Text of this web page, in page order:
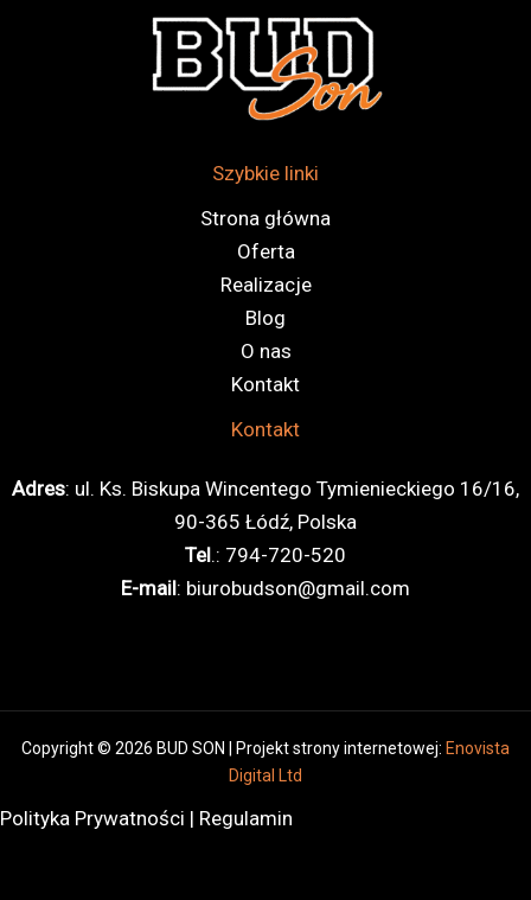
Szybkie linki
Strona główna
Oferta
Realizacje
Blog
O nas
Kontakt
Kontakt
Adres: ul. Ks. Biskupa Wincentego Tymienieckiego 16/16,
90-365 Łódź, Polska
Tel.: 794-720-520
E-mail: biurobudson@gmail.com
Copyright © 2026 BUD SON | Projekt strony internetowej: Enovista
Digital Ltd
Polityka Prywatności | Regulamin